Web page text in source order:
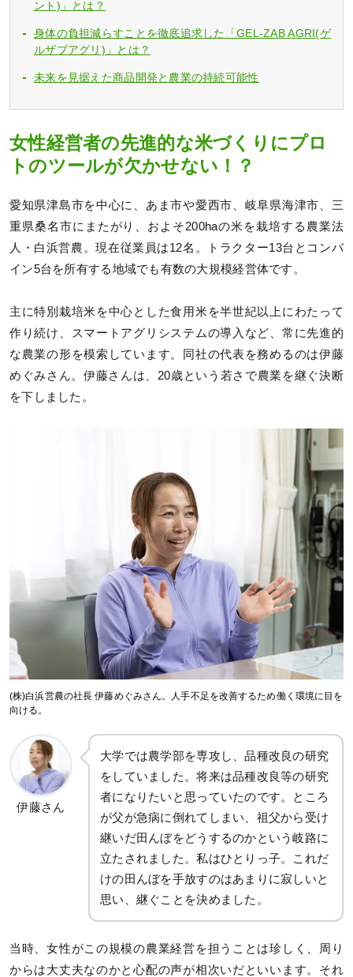
ント)」とは？
身体の負担減らすことを徹底追求した「GEL-ZAB AGRI(ゲ
ルザブアグリ)」とは？
未来を見据えた商品開発と農業の持続可能性
女性経営者の先進的な米づくりにプロ
トのツールが欠かせない！？
愛知県津島市を中心に、あま市や愛西市、岐阜県海津市、三
重県桑名市にまたがり、およそ200haの米を栽培する農業法
人・白浜営農。現在従業員は12名。トラクター13台とコンバ
イン5台を所有する地域でも有数の大規模経営体です。
主に特別栽培米を中心とした食用米を半世紀以上にわたって
作り続け、スマートアグリシステムの導入など、常に先進的
な農業の形を模索しています。同社の代表を務めるのは伊藤
めぐみさん。伊藤さんは、20歳という若さで農業を継ぐ決断
を下しました。
(株)白浜営農の社長 伊藤めぐみさん。人手不足を改善するため働く環境に目を
向ける。
伊藤さん
大学では農学部を専攻し、品種改良の研究
をしていました。将来は品種改良等の研究
者になりたいと思っていたのです。ところ
が父が急病に倒れてしまい、祖父から受け
継いだ田んぼをどうするのかという岐路に
立たされました。私はひとりっ子。これだ
けの田んぼを手放すのはあまりに寂しいと
思い、継ぐことを決めました。
当時、女性がこの規模の農業経営を担うことは珍しく、周り
からは大丈夫なのかと心配の声が相次いだといいます。それ